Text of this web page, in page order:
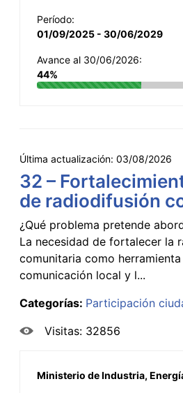
Período:
01/09/2025 - 30/06/2029
Avance al 30/06/2026:
44%
Última actualización: 03/08/2026
32 –
de radiodifusión
¿Qué problema pretende
La necesidad de fortalecer la
comunitaria como
comunicación local y l...
Categorías: Participación
Visitas: 32856
Ministerio de Industria,